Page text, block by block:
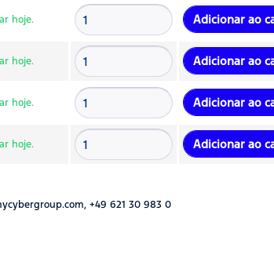
hoje. Adicionar ao
hoje. Adicionar ao
hoje. Adicionar ao
hoje. Adicionar ao
+49 621 30 983 0